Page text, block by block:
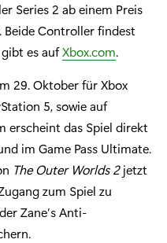
Series 2 ab einem Preis
Beide Controller findest
es aufXbox.com.
29. Oktober für Xbox
5, sowie auf
erscheint das Spiel direkt
im Game Pass Ultimate.
The Outer Worlds 2jetzt
zum Spiel zu
Zane’s Anti-